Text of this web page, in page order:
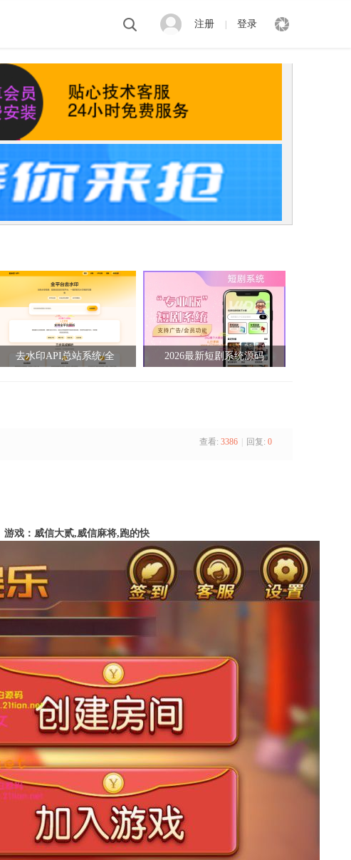
注册 登录
去水印API总站系统/全 2026最新短剧系统源码
查看: 3386 | 回复: 0
游戏：威信大贰,威信麻将,跑的快